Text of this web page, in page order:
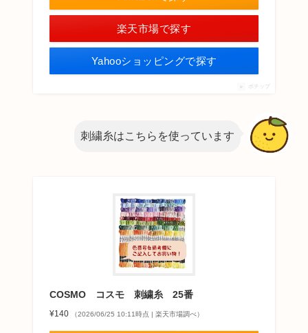
楽天市場で探す
Yahooショッピングで探す
ポチップ
刺繍糸はこちらを使っています
COSMO コスモ 刺繍糸 25番
¥140 （2026/06/25 10:11時点 | 楽天市場調べ）